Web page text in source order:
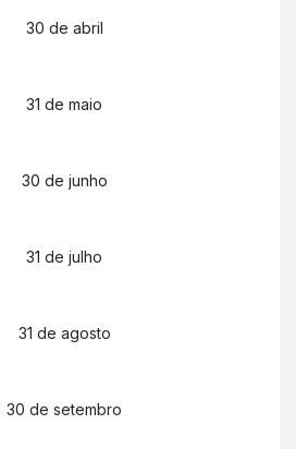
30 de abril
31 de maio
30 de junho
31 de julho
31 de agosto
30 de setembro